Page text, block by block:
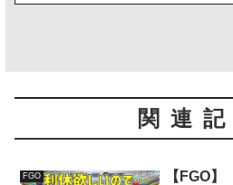
関連記
FGO
【FGO